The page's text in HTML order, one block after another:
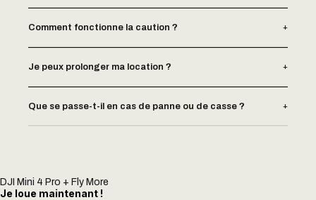
Comment fonctionne la caution ? +
Je peux prolonger ma location ? +
Que se passe-t-il en cas de panne ou de casse ? +
DJI Mini 4 Pro + Fly More
Je loue maintenant !